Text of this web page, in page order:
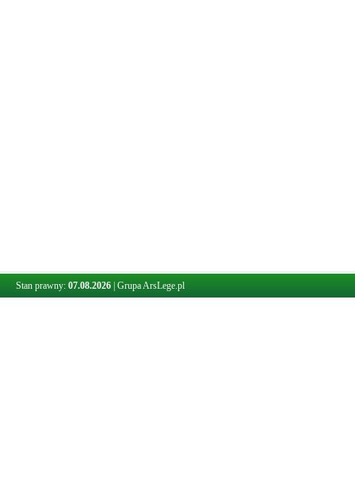
Stan prawny: 07.08.2026 Grupa ArsLege.pl